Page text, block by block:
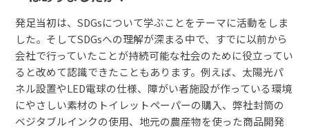
発足当初は、SDGsについて学ぶことをテーマに活動をしま
した。そしてSDGsへの理解が深まる中で、すでに以前から
会社で行っていたことが持続可能な社会のために役立ってい
ると改めて認識できたこともあります。例えば、太陽光パ
ネル設置やLED電球の仕様、障がい者施設が作っている環境
にやさしい素材のトイレットペーパーの購入、弊社封筒の
ベジタブルインクの使用、地元の農産物を使った商品開発